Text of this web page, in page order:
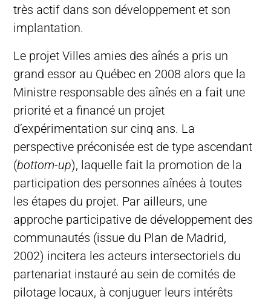
très actif dans son développement et son
implantation.
Le projet Villes amies des aînés a pris un
grand essor au Québec en 2008 alors que la
Ministre responsable des aînés en a fait une
priorité et a financé un projet
d’expérimentation sur cinq ans. La
perspective préconisée est de type ascendant
(bottom-up), laquelle fait la promotion de la
participation des personnes aînées à toutes
les étapes du projet. Par ailleurs, une
approche participative de développement des
communautés (issue du Plan de Madrid,
2002) incitera les acteurs intersectoriels du
partenariat instauré au sein de comités de
pilotage locaux, à conjuguer leurs intérêts